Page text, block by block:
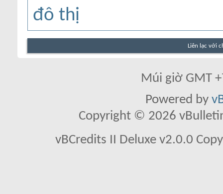
đô thị
Liên lạc với
Múi giờ GMT
Powered by
Copyright © 2026
vBCredits II Deluxe v2.0.0